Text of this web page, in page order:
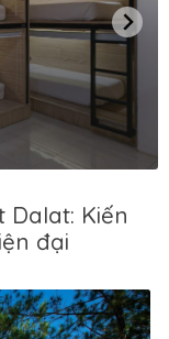
Dalat: Kiến
đại